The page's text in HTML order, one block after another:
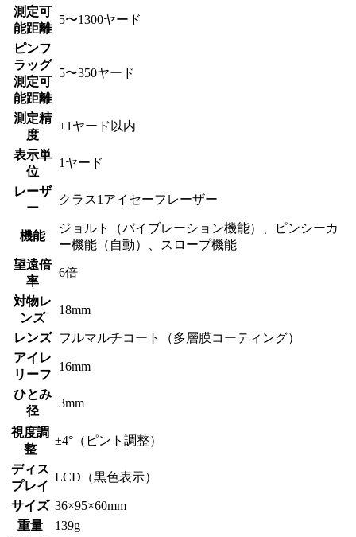
測定可
能距離
5〜1300ヤード
ピンフ
ラッグ
測定可
能距離
5〜350ヤード
測定精
度
±1ヤード以内
表示単
位
1ヤード
レーザ
ー
クラス1アイセーフレーザー
機能
ジョルト（バイブレーション機能）、ピンシーカ
ー機能（自動）、スロープ機能
望遠倍
率
6倍
対物レ
ンズ
18mm
レンズ
フルマルチコート（多層膜コーティング）
アイレ
リーフ
16mm
ひとみ
径
3mm
視度調
整
±4°（ピント調整）
ディス
プレイ
LCD（黒色表示）
サイズ 36×95×60mm
重量
139g